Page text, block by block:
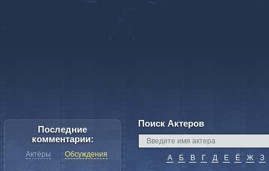
Поиск Актеров
А Б В Г Д Е Ё Ж З
Последние
комментарии:
Актёры Обсуждения